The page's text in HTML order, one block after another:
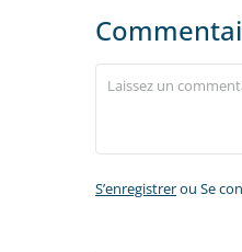
S’enregistrerou Se